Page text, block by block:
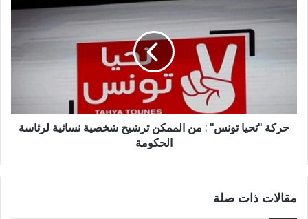
حركة "تحيا تونس" : من الممكن ترشيح شخصية نسائية لرئاسة
الحكومة
مقالات ذات صلة